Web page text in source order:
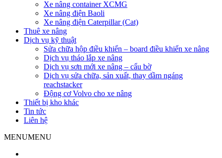
Xe nâng container XCMG
Xe nâng điện Baoli
Xe nâng điện Caterpillar (Cat)
Thuê xe nâng
Dịch vụ kỹ thuật
Sửa chữa hộp điều khiển – board điều khiển xe nâng
Dịch vụ tháo lắp xe nâng
Dịch vụ sơn mới xe nâng – cẩu bờ
Dịch vụ sửa chữa, sản xuất, thay dầm ngáng
reachstacker
Động cơ Volvo cho xe nâng
Thiết bị kho khác
Tin tức
Liên hệ
MENUMENU